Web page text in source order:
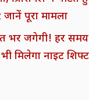
पूरा मामला
भर जगेगी! हर
मिलेगा नाइट